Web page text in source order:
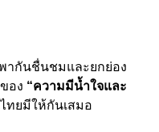
ากันชื่นชมและยกย่อง
อง “ความมีน้ำใจและ
ทยมีให้กันเสมอ